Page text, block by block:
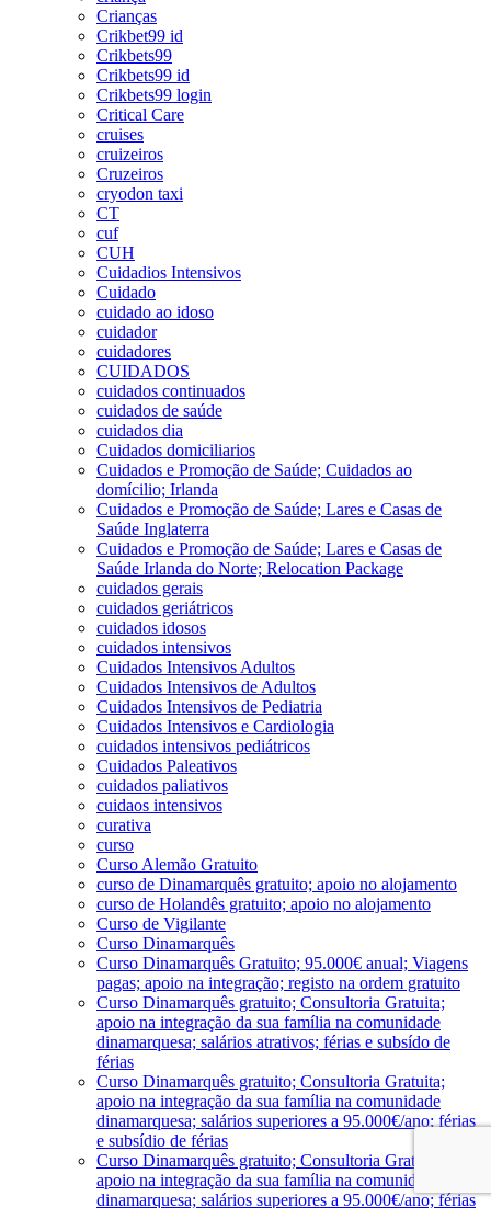
Crianças
Crikbet99 id
Crikbets99
Crikbets99 id
Crikbets99 login
Critical Care
cruises
cruizeiros
Cruzeiros
cryodon taxi
CT
cuf
CUH
Cuidadios Intensivos
Cuidado
cuidado ao idoso
cuidador
cuidadores
CUIDADOS
cuidados continuados
cuidados de saúde
cuidados dia
Cuidados domiciliarios
Cuidados e Promoção de Saúde; Cuidados ao
domícilio; Irlanda
Cuidados e Promoção de Saúde; Lares e Casas de
Saúde Inglaterra
Cuidados e Promoção de Saúde; Lares e Casas de
Saúde Irlanda do Norte; Relocation Package
cuidados gerais
cuidados geriátricos
cuidados idosos
cuidados intensivos
Cuidados Intensivos Adultos
Cuidados Intensivos de Adultos
Cuidados Intensivos de Pediatria
Cuidados Intensivos e Cardiologia
cuidados intensivos pediátricos
Cuidados Paleativos
cuidados paliativos
cuidaos intensivos
curativa
curso
Curso Alemão Gratuito
curso de Dinamarquês gratuito; apoio no alojamento
curso de Holandês gratuito; apoio no alojamento
Curso de Vigilante
Curso Dinamarquês
Curso Dinamarquês Gratuito; 95.000€ anual; Viagens
pagas; apoio na integração; registo na ordem gratuito
Curso Dinamarquês gratuito; Consultoria Gratuita;
apoio na integração da sua família na comunidade
dinamarquesa; salários atrativos; férias e subsído de
férias
Curso Dinamarquês gratuito; Consultoria Gratuita;
apoio na integração da sua família na comunidade
dinamarquesa; salários superiores a 95.000€/ano; férias
e subsídio de férias
Curso Dinamarquês gratuito; Consultoria Gratuita;
apoio na integração da sua família na comunidade
dinamarquesa; salários superiores a 95.000€/ano; férias